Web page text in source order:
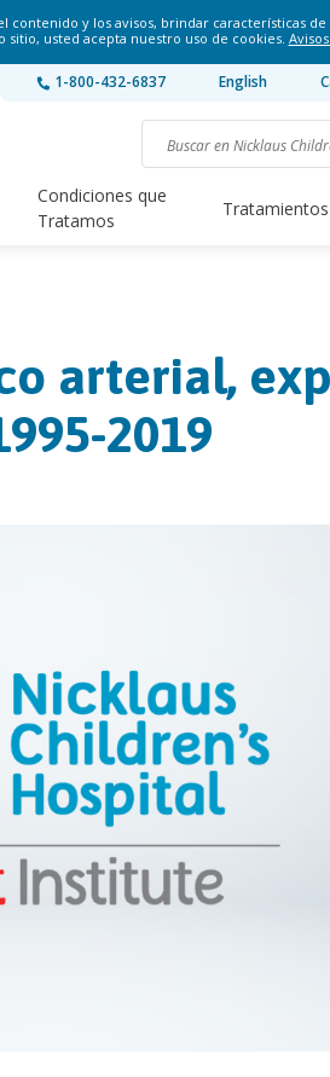
contenido y los avisos, brindar características
sitio, usted acepta nuestro uso de cookies.
1-800-432-6837 English
Condiciones que
Tratamos
Tratamientos
arterial,
2019